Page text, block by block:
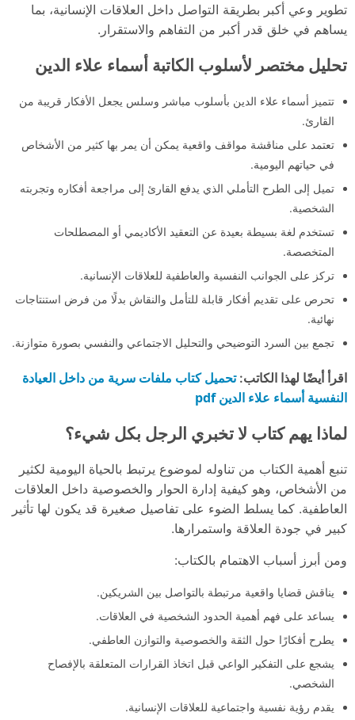
تطوير وعي أكبر بطريقة التواصل داخل العلاقات الإنسانية، بما
يساهم في خلق قدر أكبر من التفاهم والاستقرار.
تحليل مختصر لأسلوب الكاتبة أسماء علاء الدين
تتميز أسماء علاء الدين بأسلوب مباشر وسلس يجعل الأفكار قريبة من
القارئ.
تعتمد على مناقشة مواقف واقعية يمكن أن يمر بها كثير من الأشخاص
في حياتهم اليومية.
تميل إلى الطرح التأملي الذي يدفع القارئ إلى مراجعة أفكاره وتجربته
الشخصية.
تستخدم لغة بسيطة بعيدة عن التعقيد الأكاديمي أو المصطلحات
المتخصصة.
تركز على الجوانب النفسية والعاطفية للعلاقات الإنسانية.
تحرص على تقديم أفكار قابلة للتأمل والنقاش بدلًا من فرض استنتاجات
نهائية.
تجمع بين السرد التوضيحي والتحليل الاجتماعي والنفسي بصورة متوازنة.
اقرأ أيضًا لهذا الكاتب:تحميل كتاب ملفات سرية من داخل العيادة
النفسية أسماء علاء الدين pdf
لماذا يهم كتاب لا تخبري الرجل بكل شيء؟
تنبع أهمية الكتاب من تناوله لموضوع يرتبط بالحياة اليومية لكثير
من الأشخاص، وهو كيفية إدارة الحوار والخصوصية داخل العلاقات
العاطفية. كما يسلط الضوء على تفاصيل صغيرة قد يكون لها تأثير
كبير في جودة العلاقة واستمرارها.
ومن أبرز أسباب الاهتمام بالكتاب:
يناقش قضايا واقعية مرتبطة بالتواصل بين الشريكين.
يساعد على فهم أهمية الحدود الشخصية في العلاقات.
يطرح أفكارًا حول الثقة والخصوصية والتوازن العاطفي.
يشجع على التفكير الواعي قبل اتخاذ القرارات المتعلقة بالإفصاح
الشخصي.
يقدم رؤية نفسية واجتماعية للعلاقات الإنسانية.